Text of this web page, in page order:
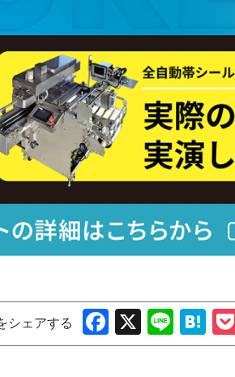
シェアする
Fa
ce
X
Lin
e
Ha
ten